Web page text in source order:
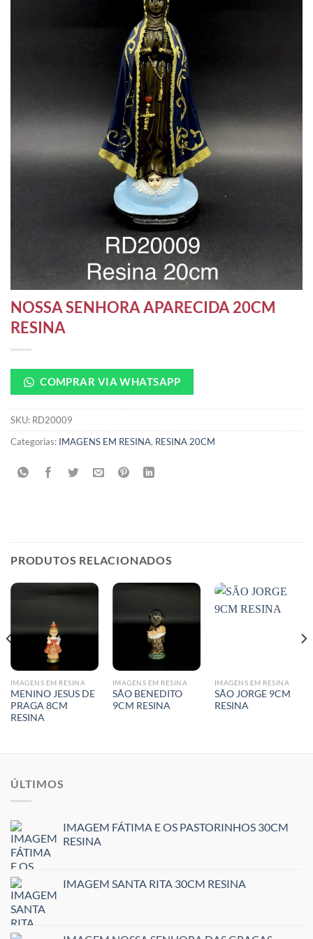
NOSSA SENHORA APARECIDA 20CM
RESINA
COMPRAR VIA WHATSAPP
SKU: RD20009
Categorias: IMAGENS EM RESINA, RESINA 20CM
PRODUTOS RELACIONADOS
IMAGENS EM RESINA
MENINO JESUS DE
PRAGA 8CM
RESINA
IMAGENS EM RESINA
SÃO BENEDITO
9CM RESINA
IMAGENS EM RESINA
SÃO JORGE 9CM
RESINA
ÚLTIMOS
IMAGEM FÁTIMA E OS PASTORINHOS 30CM
RESINA
IMAGEM SANTA RITA 30CM RESINA